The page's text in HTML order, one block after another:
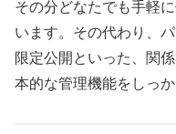
その分どなたでも手軽
います。その代わり、
限定公開といった、関
本的な管理機能をしっ